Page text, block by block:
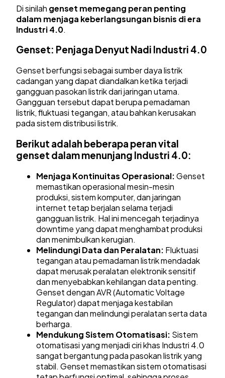
Di sinilah genset memegang peran penting
dalam menjaga keberlangsungan bisnis di era
Industri 4.0.
Genset: Penjaga Denyut Nadi Industri 4.0
Genset berfungsi sebagai sumber daya listrik
cadangan yang dapat diandalkan ketika terjadi
gangguan pasokan listrik dari jaringan utama.
Gangguan tersebut dapat berupa pemadaman
listrik, fluktuasi tegangan, atau bahkan kerusakan
pada sistem distribusi listrik.
Berikut adalah beberapa peran vital
genset dalam menunjang Industri 4.0:
Menjaga Kontinuitas Operasional:Genset
memastikan operasional mesin-mesin
produksi, sistem komputer, dan jaringan
internet tetap berjalan selama terjadi
gangguan listrik. Hal ini mencegah terjadinya
downtime yang dapat menghambat produksi
dan menimbulkan kerugian.
Melindungi Data dan Peralatan: Fluktuasi
tegangan atau pemadaman listrik mendadak
dapat merusak peralatan elektronik sensitif
dan menyebabkan kehilangan data penting.
Genset dengan AVR (Automatic Voltage
Regulator) dapat menjaga kestabilan
tegangan dan melindungi peralatan serta data
berharga.
Mendukung Sistem Otomatisasi: Sistem
otomatisasi yang menjadi ciri khas Industri 4.0
sangat bergantung pada pasokan listrik yang
stabil. Genset memastikan sistem otomatisasi